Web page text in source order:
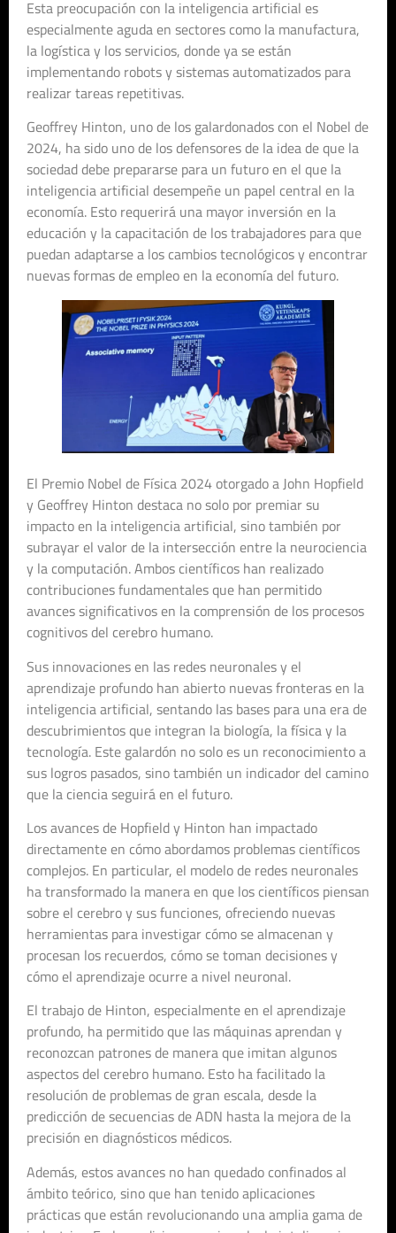
Esta preocupación con la inteligencia artificial es
especialmente aguda en sectores como la manufactura,
la logística y los servicios, donde ya se están
implementando robots y sistemas automatizados para
realizar tareas repetitivas.
Geoffrey Hinton, uno de los galardonados con el Nobel de
2024, ha sido uno de los defensores de la idea de que la
sociedad debe prepararse para un futuro en el que la
inteligencia artificial desempeñe un papel central en la
economía. Esto requerirá una mayor inversión en la
educación y la capacitación de los trabajadores para que
puedan adaptarse a los cambios tecnológicos y encontrar
nuevas formas de empleo en la economía del futuro.
El Premio Nobel de Física 2024 otorgado a John Hopfield
y Geoffrey Hinton destaca no solo por premiar su
impacto en la inteligencia artificial, sino también por
subrayar el valor de la intersección entre la neurociencia
y la computación. Ambos científicos han realizado
contribuciones fundamentales que han permitido
avances significativos en la comprensión de los procesos
cognitivos del cerebro humano.
Sus innovaciones en las redes neuronales y el
aprendizaje profundo han abierto nuevas fronteras en la
inteligencia artificial, sentando las bases para una era de
descubrimientos que integran la biología, la física y la
tecnología. Este galardón no solo es un reconocimiento a
sus logros pasados, sino también un indicador del camino
que la ciencia seguirá en el futuro.
Los avances de Hopfield y Hinton han impactado
directamente en cómo abordamos problemas científicos
complejos. En particular, el modelo de redes neuronales
ha transformado la manera en que los científicos piensan
sobre el cerebro y sus funciones, ofreciendo nuevas
herramientas para investigar cómo se almacenan y
procesan los recuerdos, cómo se toman decisiones y
cómo el aprendizaje ocurre a nivel neuronal.
El trabajo de Hinton, especialmente en el aprendizaje
profundo, ha permitido que las máquinas aprendan y
reconozcan patrones de manera que imitan algunos
aspectos del cerebro humano. Esto ha facilitado la
resolución de problemas de gran escala, desde la
predicción de secuencias de ADN hasta la mejora de la
precisión en diagnósticos médicos.
Además, estos avances no han quedado confinados al
ámbito teórico, sino que han tenido aplicaciones
prácticas que están revolucionando una amplia gama de